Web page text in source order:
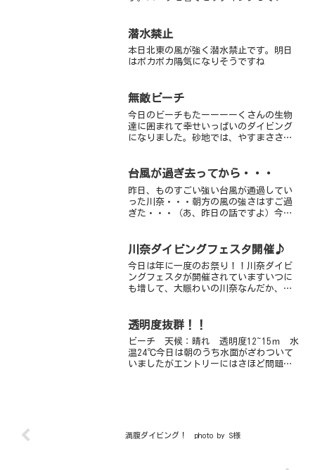
てくれます。もう殆どがウエットスーツ
潜水禁止
本日北東の風が強く潜水禁止です。明日
はポカポカ陽気になりそうですね
無敵ビーチ
今日のビーチもたーーーーくさんの生物
達に囲まれて幸せいっぱいのダイビング
になりました。砂地では、やすまささん
ご褒美となったようです！先週見つけた
台風が過ぎ去ってから・・・
昨日、ものすごい強い台風が通過してい
った川奈・・・朝方の風の強さはすご過
ぎた・・・（あ、昨日の話ですよ）今
～風が荒れる方向とは逆に吹いてくれた
おかげもあり、ビーチはＯＰＥＮ...
川奈ダイビングフェスタ開催♪
今日は年に一度のお祭り！！川奈ダイビ
ングフェスタが開催されていますいつに
も増して、大賑わいの川奈なんだか、こ
たくさんのゲストさんが遊びに来てくれ
透明度抜群！！
ビーチ 天候：晴れ 透明度12~15ｍ 水
温24℃今日は朝のうち水面がざわついて
いましたがエントリーにはさほど問題あ
満腹ダイビング！ photo by S様